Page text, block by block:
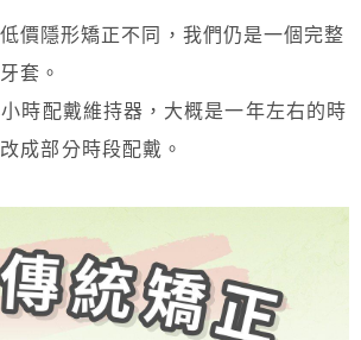
價隱形矯正不同，我們仍是一個完整
套。
時配戴維持器，大概是一年左右的時
成部分時段配戴。